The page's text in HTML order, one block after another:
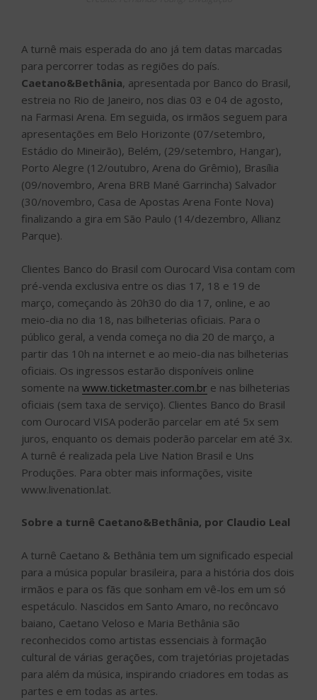
A turnê mais esperada do ano já tem datas marcadas
para percorrer todas as regiões do país.
Caetano&Bethânia, apresentada por Banco do Brasil,
estreia no Rio de Janeiro, nos dias 03 e 04 de agosto,
na Farmasi Arena. Em seguida, os irmãos seguem para
apresentações em Belo Horizonte (07/setembro,
Estádio do Mineirão), Belém, (29/setembro, Hangar),
Porto Alegre (12/outubro, Arena do Grêmio), Brasília
(09/novembro, Arena BRB Mané Garrincha) Salvador
(30/novembro, Casa de Apostas Arena Fonte Nova)
finalizando a gira em São Paulo (14/dezembro, Allianz
Parque).
Clientes Banco do Brasil com Ourocard Visa contam com
pré-venda exclusiva entre os dias 17, 18 e 19 de
março, começando às 20h30 do dia 17, online, e ao
meio-dia no dia 18, nas bilheterias oficiais. Para o
público geral, a venda começa no dia 20 de março, a
partir das 10h na internet e ao meio-dia nas bilheterias
oficiais. Os ingressos estarão disponíveis online
somente na www.ticketmaster.com.br e nas bilheterias
oficiais (sem taxa de serviço). Clientes Banco do Brasil
com Ourocard VISA poderão parcelar em até 5x sem
juros, enquanto os demais poderão parcelar em até 3x.
A turnê é realizada pela Live Nation Brasil e Uns
Produções. Para obter mais informações, visite
www.livenation.lat.
Sobre a turnê Caetano&Bethânia, por Claudio Leal
A turnê Caetano & Bethânia tem um significado especial
para a música popular brasileira, para a história dos dois
irmãos e para os fãs que sonham em vê-los em um só
espetáculo. Nascidos em Santo Amaro, no recôncavo
baiano, Caetano Veloso e Maria Bethânia são
reconhecidos como artistas essenciais à formação
cultural de várias gerações, com trajetórias projetadas
para além da música, inspirando criadores em todas as
partes e em todas as artes.